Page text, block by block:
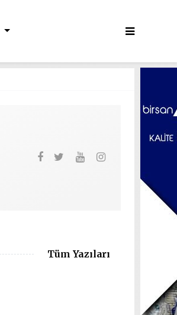
Tüm Yazıları